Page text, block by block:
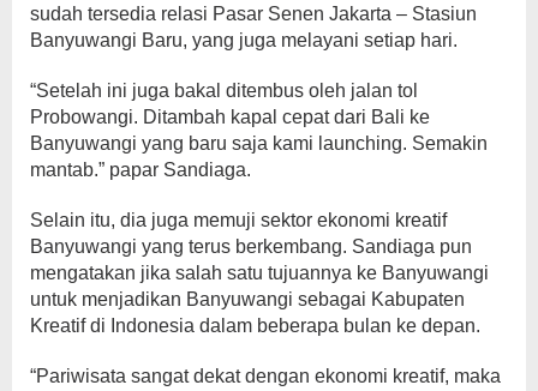
sudah tersedia relasi Pasar Senen Jakarta – Stasiun
Banyuwangi Baru, yang juga melayani setiap hari.
“Setelah ini juga bakal ditembus oleh jalan tol
Probowangi. Ditambah kapal cepat dari Bali ke
Banyuwangi yang baru saja kami launching. Semakin
mantab.” papar Sandiaga.
Selain itu, dia juga memuji sektor ekonomi kreatif
Banyuwangi yang terus berkembang. Sandiaga pun
mengatakan jika salah satu tujuannya ke Banyuwangi
untuk menjadikan Banyuwangi sebagai Kabupaten
Kreatif di Indonesia dalam beberapa bulan ke depan.
“Pariwisata sangat dekat dengan ekonomi kreatif, maka